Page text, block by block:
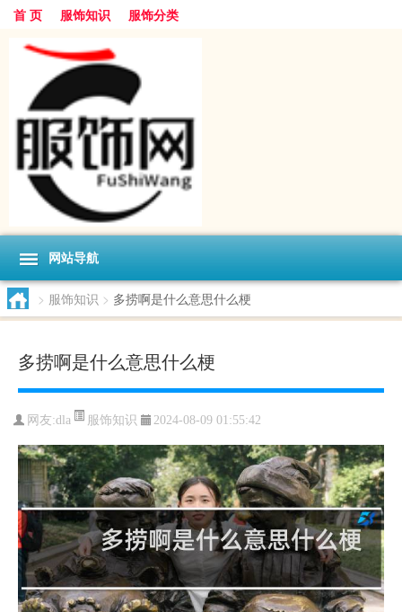
首 页 服饰知识 服饰分类
网站导航
> 服饰知识 > 多捞啊是什么意思什么梗
多捞啊是什么意思什么梗
网友:dla 服饰知识 2024-08-09 01:55:42